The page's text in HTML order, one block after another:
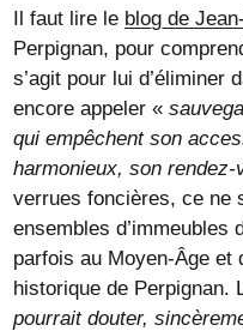
Il faut lire le blog de
Perpignan, pour
s’agit pour lui d’éliminer
encore appeler «
qui empêchent son
harmonieux, son
verrues foncières, ce ne
ensembles d’immeubles
parfois au Moyen-Âge et
historique de
pourrait douter,